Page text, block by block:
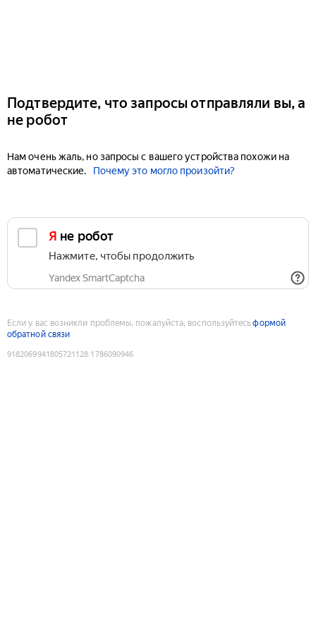
Подтвердите, что запросы отправляли вы, а
не робот
Нам очень жаль, но запросы с вашего устройства похожи на
автоматические.
Почему это могло произойти?
Я не робот
Нажмите, чтобы продолжить
Yandex SmartCaptcha
Если у вас возникли проблемы, пожалуйста, воспользуйтесьформой
обратной связи
9182069941805721128:1786090946